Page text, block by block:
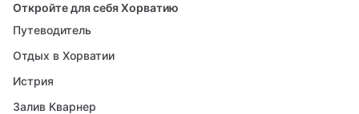
Откройте для себя Хорватию
Путеводитель
Отдых в Хорватии
Истрия
Залив Кварнер